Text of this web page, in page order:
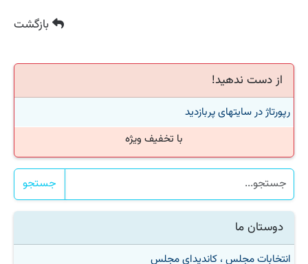
بازگشت
از دست ندهید!
رپورتاژ در سایتهای پربازدید
با تخفیف ویژه
جستجو
دوستان ما
انتخابات مجلس ، کاندیدای مجلس